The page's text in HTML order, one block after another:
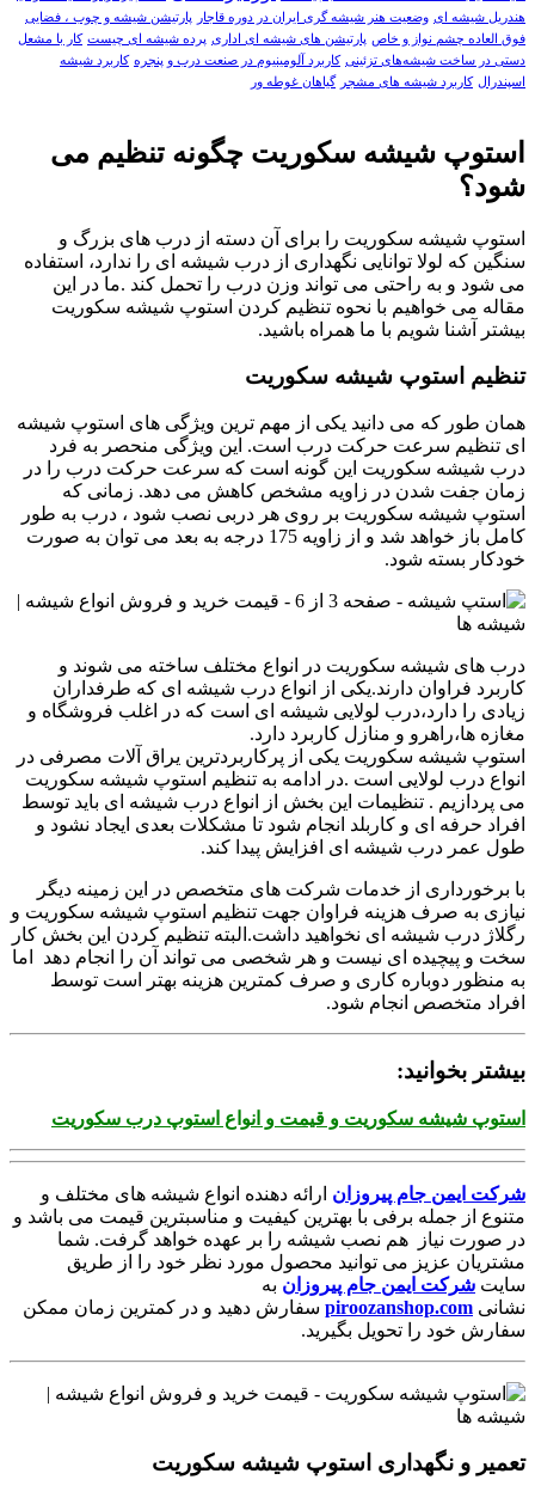
هندریل شیشه‌ ای وضعيت هنر شيشه گری ايران در دوره قاجار
پارتیشن شیشه و چوب ، فضایی
فوق العاده چشم نواز و خاص پارتیشن های شیشه ای اداری پرده شیشه ای چيست کار با مشعل
دستی در ساخت شیشه‌های تزئینی کاربرد آلومینیوم در صنعت درب و پنجره کاربرد شيشه
اسپندرال کاربرد شیشه های مشجر گیاهان غوطه ور
استوپ شیشه سکوریت چگونه تنظیم می
شود؟
استوپ شیشه سکوریت را برای آن دسته از درب های بزرگ و
سنگین که لولا توانایی نگهداری از درب شیشه ای را ندارد، استفاده
می شود و به راحتی می تواند وزن درب را تحمل کند .ما در این
مقاله می خواهیم با نحوه تنظیم کردن استوپ شیشه سکوریت
بیشتر آشنا شویم با ما همراه باشید.
تنظیم استوپ شیشه سکوریت
همان طور که می دانید یکی از مهم ترین ویژگی های استوپ شیشه
ای تنظیم سرعت حرکت درب است. این ویژگی منحصر به فرد
درب شیشه سکوریت این گونه است که سرعت حرکت درب را در
زمان جفت شدن در زاویه مشخص کاهش می دهد. زمانی که
استوپ شیشه سکوریت بر روی هر دربی نصب شود ، درب به طور
کامل باز خواهد شد و از زاویه 175 درجه به بعد می توان به صورت
خودکار بسته شود.
درب های شیشه سکوریت در انواع مختلف ساخته می شوند و
کاربرد فراوان دارند.یکی از انواع درب شیشه ای که طرفداران
زیادی را دارد،درب لولایی شیشه ای است که در اغلب فروشگاه و
مغازه ها،راهرو و منازل کاربرد دارد.
استوپ شیشه سکوریت یکی از پرکاربردترین یراق آلات مصرفی در
انواع درب لولایی است .در ادامه به تنظیم استوپ شیشه سکوریت
می پردازیم . تنظیمات این بخش از انواع درب شیشه ای باید توسط
افراد حرفه ای و کاربلد انجام شود تا مشکلات بعدی ایجاد نشود و
طول عمر درب شیشه ای افزایش پیدا کند.
با برخورداری از خدمات شرکت های متخصص در این زمینه دیگر
نیازی به صرف هزینه فراوان جهت تنظیم استوپ شیشه سکوریت و
رگلاژ درب شیشه ای نخواهید داشت.البته تنظیم کردن این بخش کار
سخت و پیچیده ای نیست و هر شخصی می تواند آن را انجام دهد اما
به منظور دوباره کاری و صرف کمترین هزینه بهتر است توسط
افراد متخصص انجام شود.
بیشتر بخوانید:
استوپ شیشه سکوریت و قیمت و انواع استوپ درب سکوریت
شرکت ایمن جام پیروزان ارائه دهنده انواع شیشه های مختلف و
متنوع از جمله برفی با بهترین کیفیت و مناسبترین قیمت می باشد و
در صورت نیاز هم نصب شیشه را بر عهده خواهد گرفت. شما
مشتریان عزیز می توانید محصول مورد نظر خود را از طریق
سایت شرکت ایمن جام پیروزان به
نشانی piroozanshop.com سفارش دهید و در کمترین زمان ممکن
سفارش خود را تحویل بگیرید.
تعمیر و نگهداری استوپ شیشه سکوریت